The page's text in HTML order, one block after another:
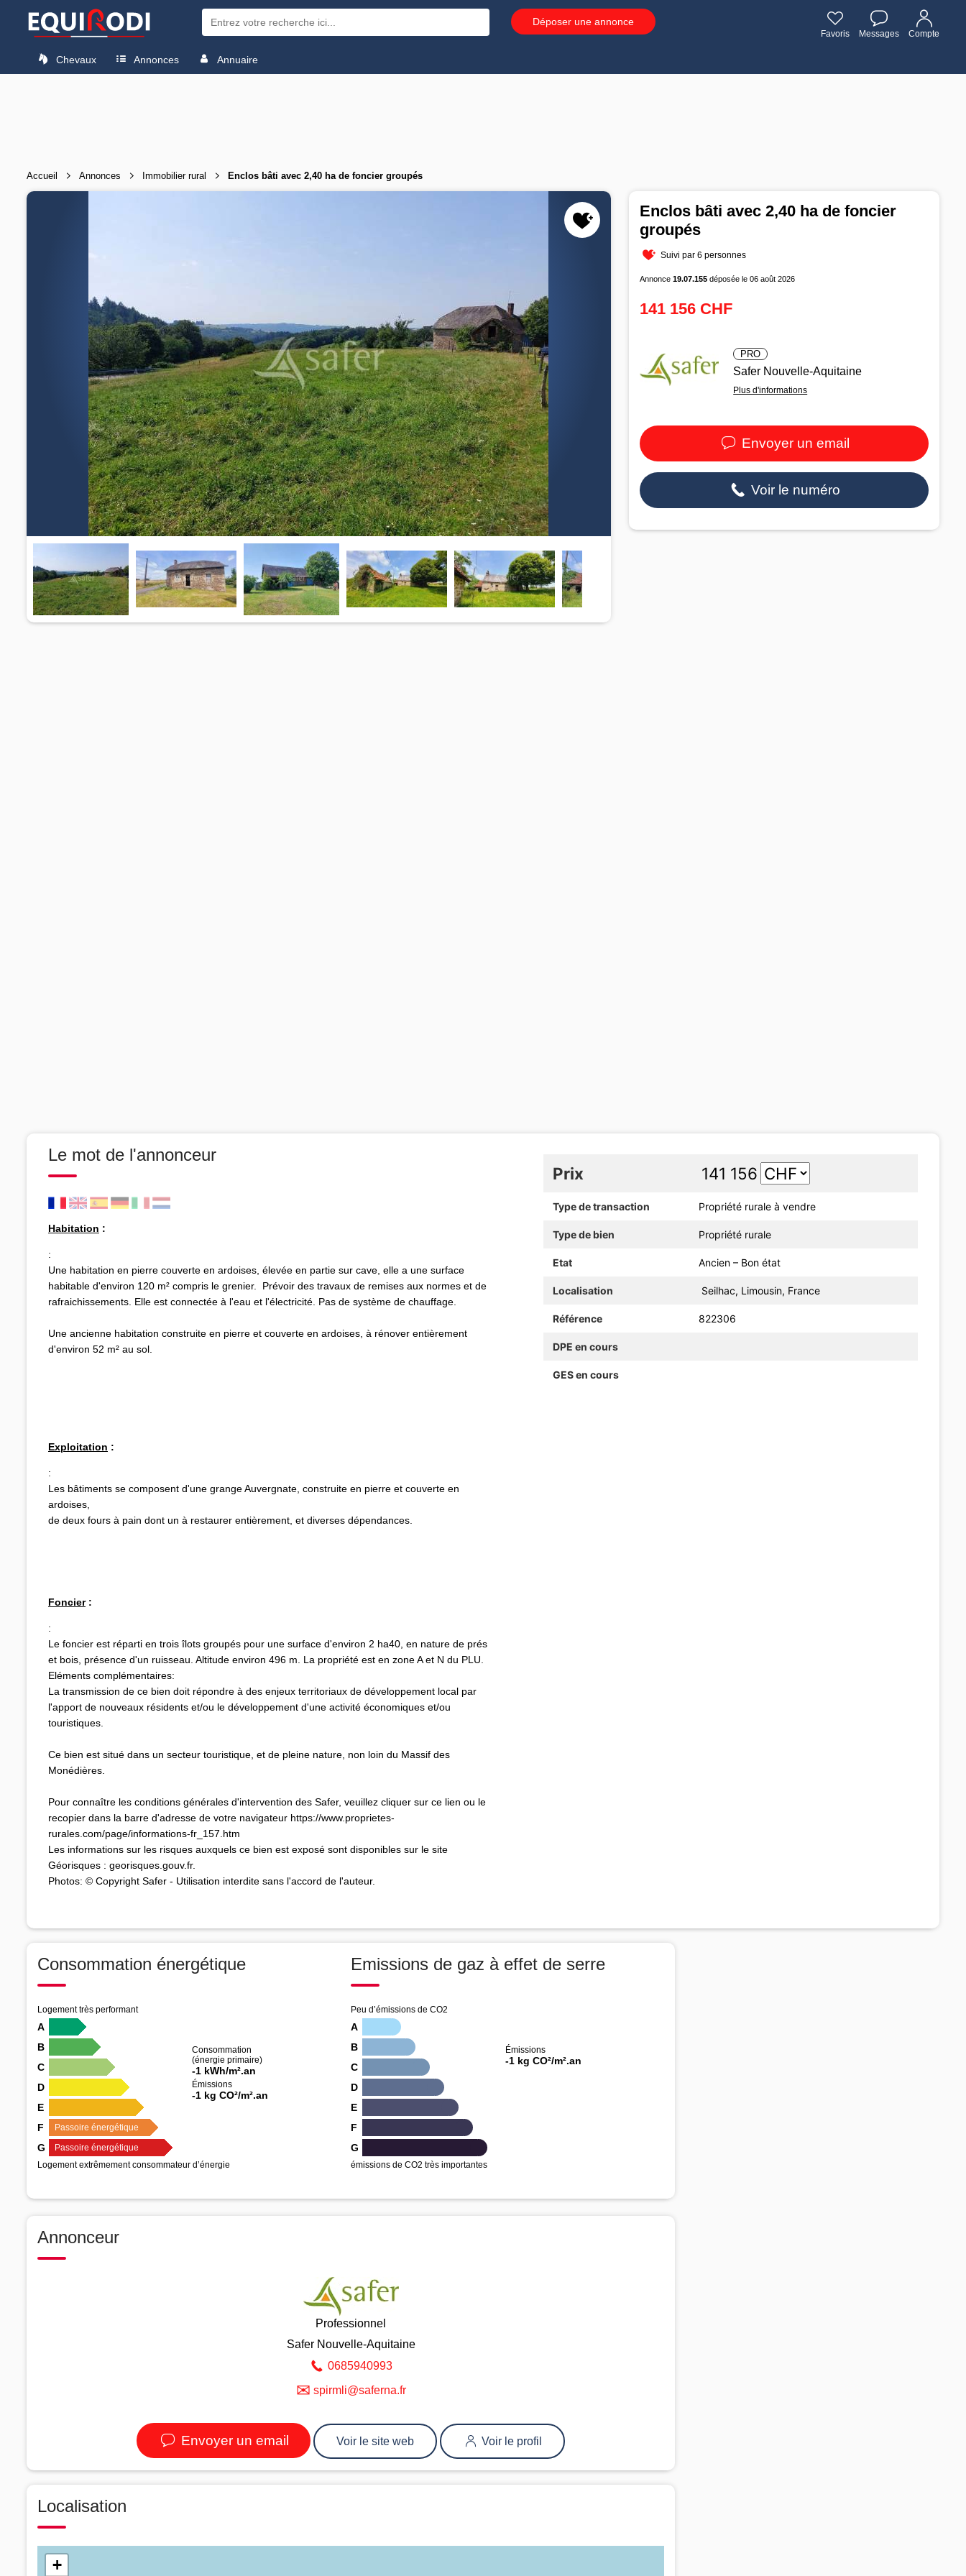
Déposer une annonce
Favoris Messages Compte
Chevaux Annonces Annuaire
Accueil Annonces Immobilier rural Enclos bâti avec 2,40 ha de foncier groupés
Enclos bâti avec 2,40 ha de foncier
groupés
Suivi par 6 personnes
Annonce19.07.155 déposée le 06 août 2026
141 156 CHF
PRO
Safer Nouvelle-Aquitaine
Plus d'informations
Envoyer un email
Voir le numéro
Le mot de l'annonceur
Habitation :
:
Une habitation en pierre couverte en ardoises, élevée en partie sur cave, elle a une surface
habitable d'environ 120 m² compris le grenier. Prévoir des travaux de remises aux normes et de
rafraichissements. Elle est connectée à l'eau et l'électricité. Pas de système de chauffage.
Une ancienne habitation construite en pierre et couverte en ardoises, à rénover entièrement
d'environ 52 m² au sol.
Exploitation :
:
Les bâtiments se composent d'une grange Auvergnate, construite en pierre et couverte en
ardoises,
de deux fours à pain dont un à restaurer entièrement, et diverses dépendances.
Foncier:
:
Le foncier est réparti en trois îlots groupés pour une surface d'environ 2 ha40, en nature de prés
et bois, présence d'un ruisseau. Altitude environ 496 m. La propriété est en zone A et N du PLU.
Eléments complémentaires:
La transmission de ce bien doit répondre à des enjeux territoriaux de développement local par
l'apport de nouveaux résidents et/ou le développement d'une activité économiques et/ou
touristiques.
Ce bien est situé dans un secteur touristique, et de pleine nature, non loin du Massif des
Monédières.
Pour connaître les conditions générales d'intervention des Safer, veuillez cliquer sur ce lien ou le
recopier dans la barre d'adresse de votre navigateur https://www.proprietes-
rurales.com/page/informations-fr_157.htm
Les informations sur les risques auxquels ce bien est exposé sont disponibles sur le site
Géorisques : georisques.gouv.fr.
Photos: © Copyright Safer - Utilisation interdite sans l'accord de l'auteur.
Prix 141 156
Type de transaction Propriété rurale à vendre
Type de bien Propriété rurale
Etat Ancien – Bon état
Localisation Seilhac, Limousin, France
Référence 822306
DPE en cours
GES en cours
Consommation énergétique
Logement très performant
Consommation
(énergie primaire)
-1 kWh/m².an
Émissions
-1 kg CO²/m².an
A
B
C
D
E
F
Passoire énergétique
G
Passoire énergétique
Logement extrêmement consommateur d’énergie
Emissions de gaz à effet de serre
Peu d’émissions de CO2
Émissions
-1 kg CO²/m².an
A
B
C
D
E
F
G
émissions de CO2 très importantes
Annonceur
Professionnel
Safer Nouvelle-Aquitaine
0685940993
✉ spirmli@saferna.fr
Envoyer un email Voir le site web Voir le profil
Localisation
+